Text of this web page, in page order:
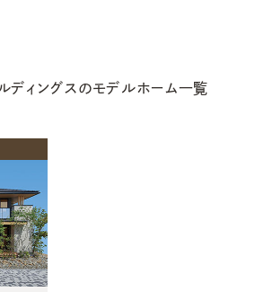
ディングスのモデルホーム一覧